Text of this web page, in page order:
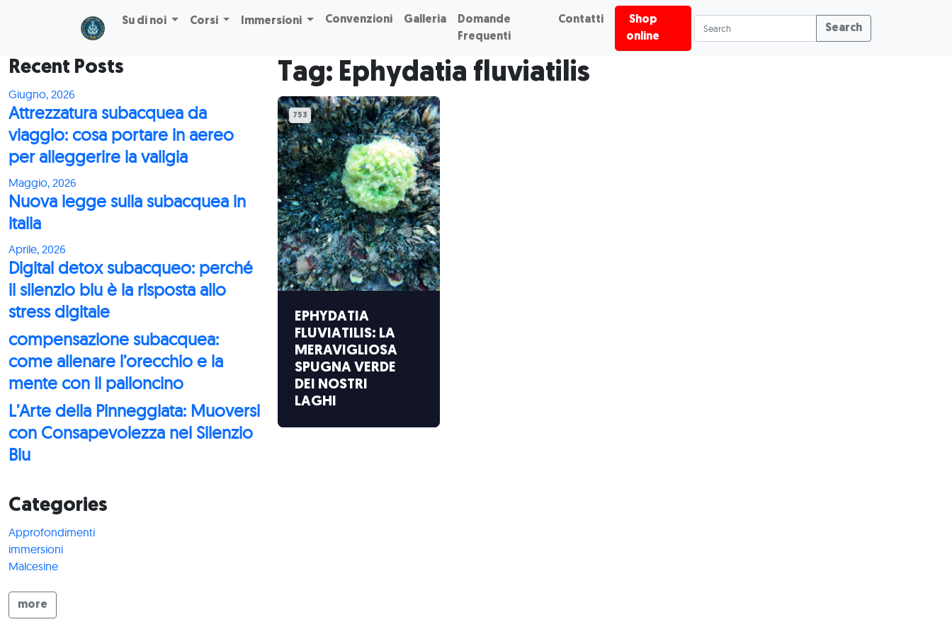
Su di noi Corsi Immersioni Convenzioni Galleria
Domande
Frequenti
Contatti
Shop
online
Search
Tag: Ephydatia fluviatilis
753
EPHYDATIA
FLUVIATILIS: LA
MERAVIGLIOSA
SPUGNA VERDE
DEI NOSTRI
LAGHI
Recent Posts
Giugno, 2026
Attrezzatura subacquea da
viaggio: cosa portare in aereo
per alleggerire la valigia
Maggio, 2026
Nuova legge sulla subacquea in
italia
Aprile, 2026
Digital detox subacqueo: perché
il silenzio blu è la risposta allo
stress digitale
compensazione subacquea:
come allenare l’orecchio e la
mente con il palloncino
L’Arte della Pinneggiata: Muoversi
con Consapevolezza nel Silenzio
Blu
Categories
Approfondimenti
immersioni
Malcesine
more